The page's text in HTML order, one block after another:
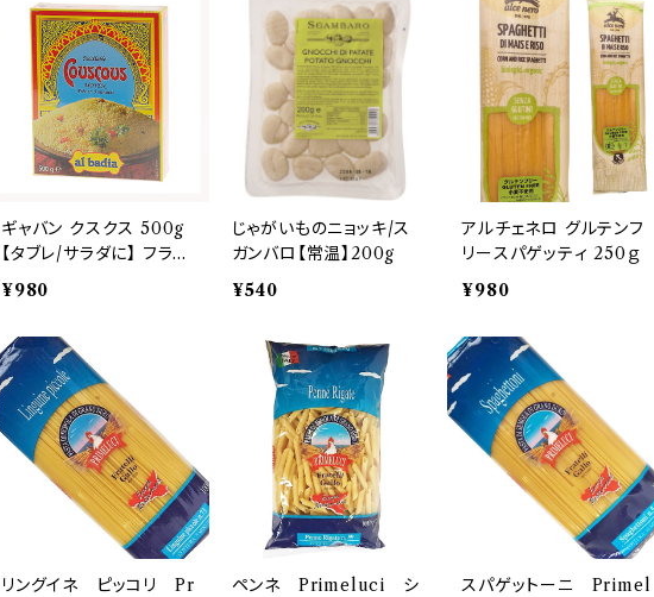
ギャバン クスクス 500g
【タブレ/サラダに】 フラン
ス産
¥980
じゃがいものニョッキ/ス
ガンバロ【常温】200g
¥540
アルチェネロ グルテンフ
リースパゲッティ 250ｇ
¥980
リングイネ ピッコリ Pr
ペンネ Primeluci シ
スパゲットーニ Primel